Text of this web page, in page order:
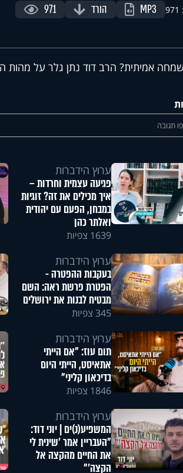
MP3 הורד 971
אמיתית? הרב דוד נתן גלר על
תגובה
ערוץ הידברות
פגיעה עצמית וחרדות –
איך מכילים את זה? זוגיות
במבחן, הפעם עם יהודית
ואלתר כהן
1639 צפיות
ערוץ הידברות
בעקבות ההפטרה -
הפטרת פרשת ראה: השם
מבטיח לבנות את ירושלים
345 צפיות
ערוץ הידברות
תום עוז: "אם הייתי
אתאיסט, הייתי היום
בדיכאון קליני"
1846 צפיות
ערוץ הידברות
המשפיע(נ)ים | יוני דוד:
"העבריין אמר 'שינית לי
את החיים מהקצה אל
הקצה'"